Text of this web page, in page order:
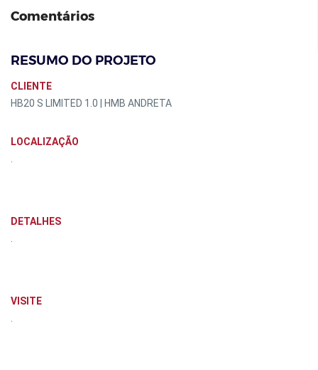
Comentários
RESUMO DO PROJETO
CLIENTE
HB20 S LIMITED 1.0 | HMB ANDRETA
LOCALIZAÇÃO
DETALHES
VISITE